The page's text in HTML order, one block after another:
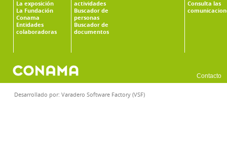
La exposición
La Fundación
Conama
Entidades
colaboradoras
actividades
Buscador de
personas
Buscador de
documentos
Consulta las
Contacto
Desarrollado por: Varadero Software Factory (VSF)